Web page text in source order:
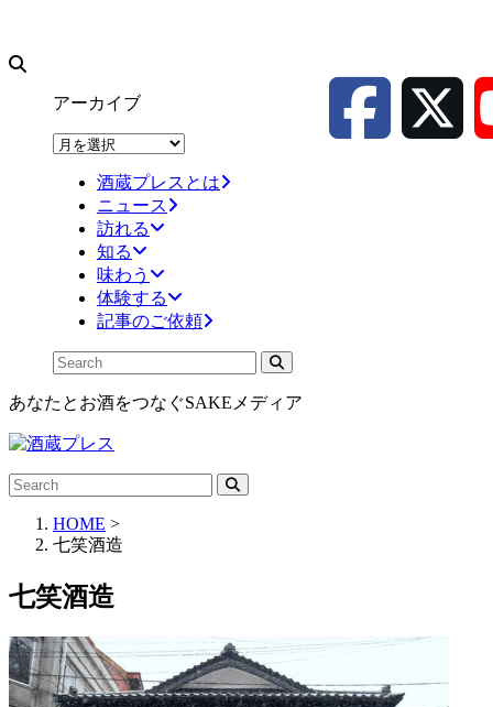
アーカイブ
ア
酒蔵プレスとは
ニュース
訪れる
知る
味わう
体験する
記事のご依頼
あなたとお酒をつなぐSAKEメディア
HOME >
七笑酒造
七笑酒造